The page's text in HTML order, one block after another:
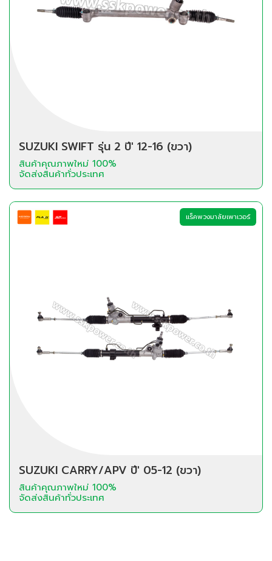
SUZUKI SWIFT รุ่น 2 ปี' 12-16 (ขวา)
สินค้าคุณภาพใหม่ 100%
จัดส่งสินค้าทั่วประเทศ
แร็คพวงมาลัยเพาเวอร์
SUZUKI CARRY/APV ปี' 05-12 (ขวา)
สินค้าคุณภาพใหม่ 100%
จัดส่งสินค้าทั่วประเทศ